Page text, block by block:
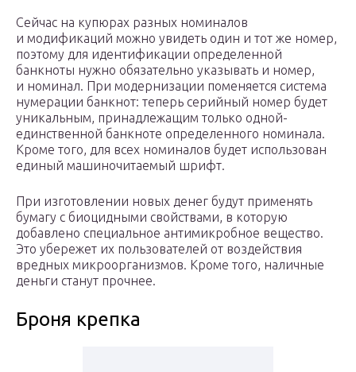
Сейчас на купюрах разных номиналов
и модификаций можно увидеть один и тот же номер,
поэтому для идентификации определенной
банкноты нужно обязательно указывать и номер,
и номинал. При модернизации поменяется система
нумерации банкнот: теперь серийный номер будет
уникальным, принадлежащим только одной-
единственной банкноте определенного номинала.
Кроме того, для всех номиналов будет использован
единый машиночитаемый шрифт.
При изготовлении новых денег будут применять
бумагу с биоцидными свойствами, в которую
добавлено специальное антимикробное вещество.
Это убережет их пользователей от воздействия
вредных микроорганизмов. Кроме того, наличные
деньги станут прочнее.
Броня крепка